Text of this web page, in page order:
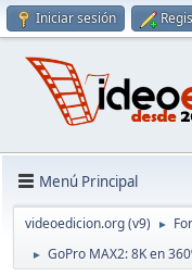
Iniciar sesión
Menú Principal
videoedicion.org (v9) ►
► GoPro MAX2: 8K en